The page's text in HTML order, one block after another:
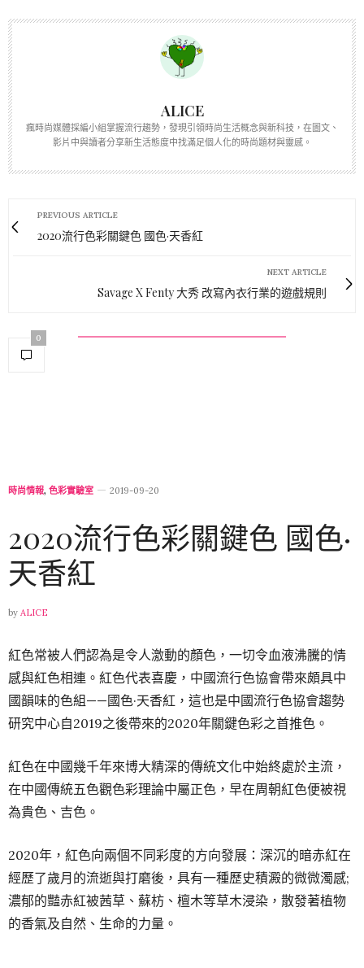
ALICE
瘋時尚媒體採編小組掌握流行趨勢，發現引領時尚生活概念與新科技，在圖文、
影片中與讀者分享新生活態度中找滿足個人化的時尚題材與靈感。
PREVIOUS ARTICLE
2020流行色彩關鍵色 國色·天香紅
NEXT ARTICLE
Savage X Fenty 大秀 改寫內衣行業的遊戲規則
0
時尚情報, 色彩實驗室 2019-09-20
2020流行色彩關鍵色 國色·
天香紅
by ALICE
紅色常被人們認為是令人激動的顏色，一切令血液沸騰的情
感與紅色相連。紅色代表喜慶，中國流行色協會帶來頗具中
國韻味的色組——國色·天香紅，這也是中國流行色協會趨勢
研究中心自2019之後帶來的2020年關鍵色彩之首推色。
紅色在中國幾千年來博大精深的傳統文化中始終處於主流，
在中國傳統五色觀色彩理論中屬正色，早在周朝紅色便被視
為貴色、吉色。
2020年，紅色向兩個不同彩度的方向發展：深沉的暗赤紅在
經歷了歲月的流逝與打磨後，具有一種歷史積澱的微微濁感;
濃郁的豔赤紅被茜草、蘇枋、檀木等草木浸染，散發著植物
的香氣及自然、生命的力量。